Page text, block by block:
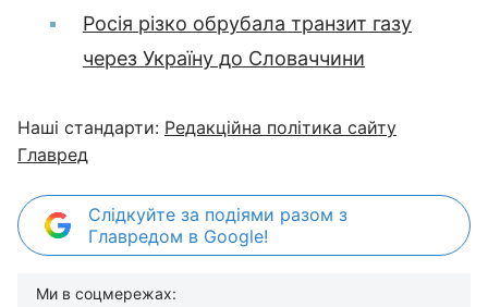
Росія різко обрубала транзит газу
через Україну до Словаччини
Наші стандарти: Редакційна політика сайту
Главред
Слідкуйте за подіями разом з
Главредом в Google!
Ми в соцмережах: